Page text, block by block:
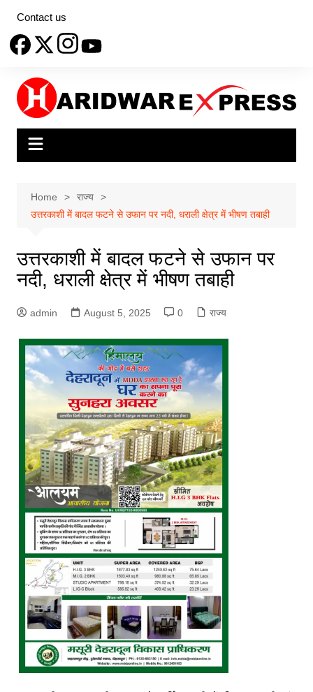
content
Contact us
Home
राज्य
उत्तरकाशी में बादल फटने से उफान पर नदी, धराली क्षेत्र में भीषण तबाही
उत्तरकाशी में बादल फटने से उफान पर
नदी, धराली क्षेत्र में भीषण तबाही
admin August 5, 2025 0 राज्य